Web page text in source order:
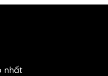
nhất